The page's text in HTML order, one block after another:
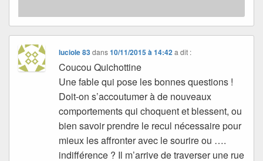
luciole 83dans10/11/2015 à 14:42 a dit :
Coucou Quichottine
Une fable qui pose les bonnes questions !
Doit-on s’accoutumer à de nouveaux
comportements qui choquent et blessent, ou
bien savoir prendre le recul nécessaire pour
mieux les affronter avec le sourire ou ….
indifférence ? Il m’arrive de traverser une rue